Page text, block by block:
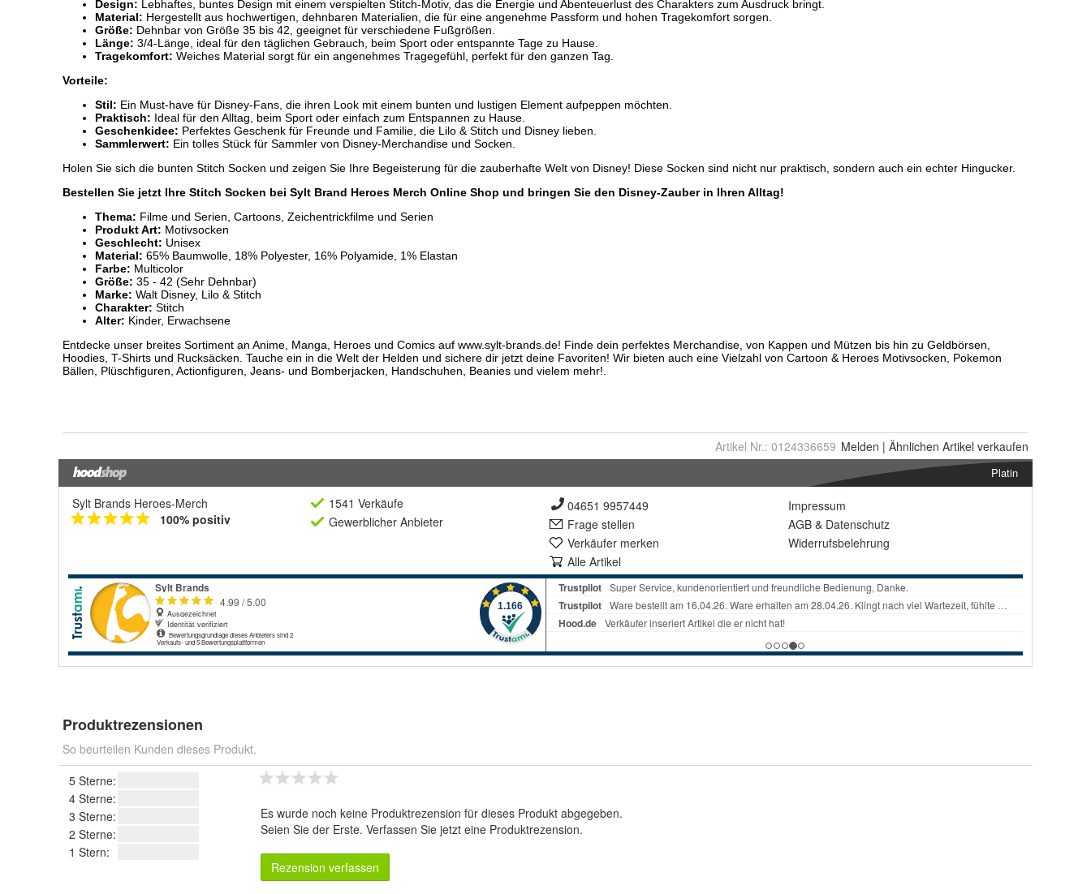
Artikel Nr.: 0124336659 Melden | Ähnlichen Artikel verkaufen
Platin
Sylt Brands Heroes-Merch
100% positiv
1541 Verkäufe
Gewerblicher Anbieter
04651 9957449
Frage stellen
Verkäufer merken
Alle Artikel
Impressum
AGB & Datenschutz
Widerrufsbelehrung
Produktrezensionen
So beurteilen Kunden dieses Produkt.
5 Sterne:
4 Sterne:
3 Sterne:
2 Sterne:
1 Stern:
Es wurde noch keine Produktrezension für dieses Produkt abgegeben.
Seien Sie der Erste. Verfassen Sie jetzt eine Produktrezension.
Rezension verfassen